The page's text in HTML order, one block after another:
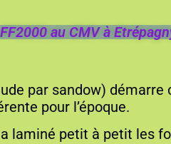
au CMV à
par sandow) démarre
pour l’époque.
laminé petit à petit les